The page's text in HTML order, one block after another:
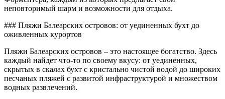
неповторимый шарм и возможности для отдыха.
### Пляжи Балеарских островов: от уединенных бухт до
оживленных курортов
Пляжи Балеарских островов – это настоящее богатство. Здесь
каждый найдет что-то по своему вкусу: от уединенных,
скрытых в скалах бухт с кристально чистой водой до широких
песчаных пляжей с развитой инфраструктурой и множеством
водных развлечений.